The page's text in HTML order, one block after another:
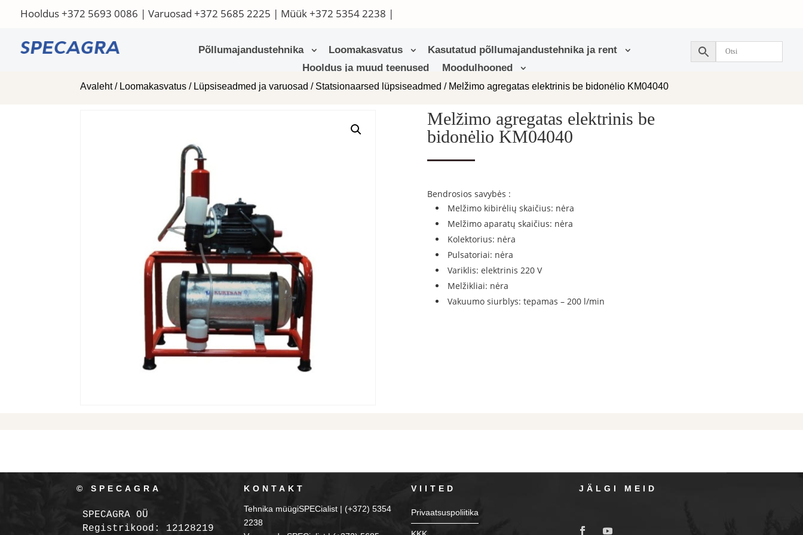
Hooldus+372 5693 0086 | Varuosad +372 5685 2225 | Müük+372 5354 2238 |
Põllumajandustehnika Loomakasvatus
Kasutatud põllumajandustehnika ja rent
Hooldus ja muud teenused
Moodulhooned
Avaleht/ Loomakasvatus / Lüpsiseadmed ja varuosad / Statsionaarsed lüpsiseadmed / Melžimo agregatas elektrinis be bidonėlio KM04040
Melžimo agregatas elektrinis be
bidonėlio KM04040
Bendrosios savybės :
Melžimo kibirėlių skaičius: nėra
Melžimo aparatų skaičius: nėra
Kolektorius: nėra
Pulsatoriai: nėra
Variklis: elektrinis 220 V
Melžikliai: nėra
Vakuumo siurblys: tepamas – 200 l/min
© SPECAGRA
SPECAGRA OÜ
Registrikood: 12128219
KONTAKT
Tehnika müügiSPECialist | (+372) 5354
2238
VIITED
Privaatsuspoliitika
JÄLGI MEID